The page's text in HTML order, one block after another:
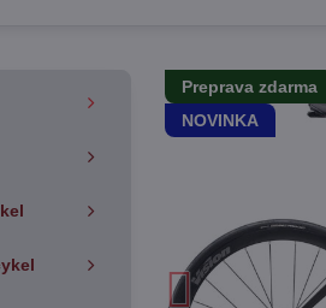
Preprava zdarma
NOVINKA